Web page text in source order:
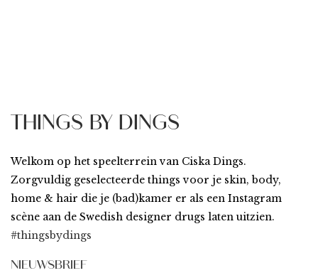
THINGS BY DINGS
Welkom op het speelterrein van Ciska Dings.
Zorgvuldig geselecteerde things voor je skin, body,
home & hair die je (bad)kamer er als een Instagram
scène aan de Swedish designer drugs laten uitzien.
#thingsbydings
NIEUWSBRIEF